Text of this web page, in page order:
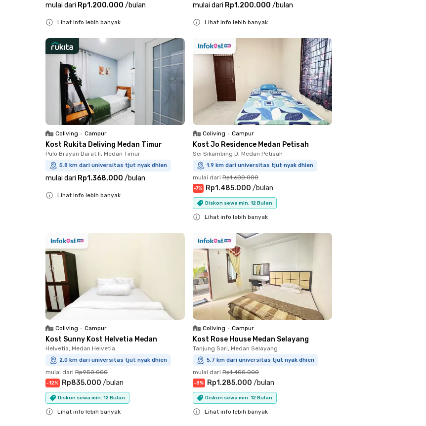
mulai dari Rp1.200.000 /bulan
Lihat info lebih banyak
mulai dari Rp1.200.000 /bulan
Lihat info lebih banyak
Coliving • Campur
Kost Rukita Deliving Medan Timur
Pulo Brayan Darat Ii, Medan Timur
5.8 km dari universitas tjut nyak dhien
mulai dari Rp1.368.000 /bulan
Lihat info lebih banyak
Coliving • Campur
Kost Jo Residence Medan Petisah
Sei Sikambing D, Medan Petisah
1.9 km dari universitas tjut nyak dhien
mulai dari Rp1.600.000
-7% Rp1.485.000 /bulan
Diskon sewa min. 12 Bulan
Lihat info lebih banyak
Coliving • Campur
Kost Sunny Kost Helvetia Medan
Helvetia, Medan Helvetia
2.0 km dari universitas tjut nyak dhien
mulai dari Rp950.000
-12% Rp835.000 /bulan
Diskon sewa min. 12 Bulan
Lihat info lebih banyak
Coliving • Campur
Kost Rose House Medan Selayang
Tanjung Sari, Medan Selayang
5.7 km dari universitas tjut nyak dhien
mulai dari Rp1.400.000
-8% Rp1.285.000 /bulan
Diskon sewa min. 12 Bulan
Lihat info lebih banyak